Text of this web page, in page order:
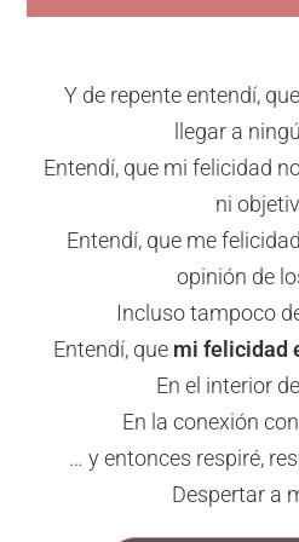
Y de repente entendí,
llegar a
Entendí, que mi felicidad
ni
Entendí, que me
opinión de
Incluso tampoco
Entendí, que mi felicidad
En el interior
En la conexión
… y entonces respiré,
Despertar a